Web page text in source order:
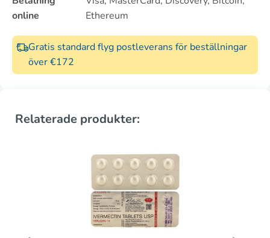
online
Ethereum
Gratis standard flyg postleverans för beställningar
över €172
Relaterade produkter: